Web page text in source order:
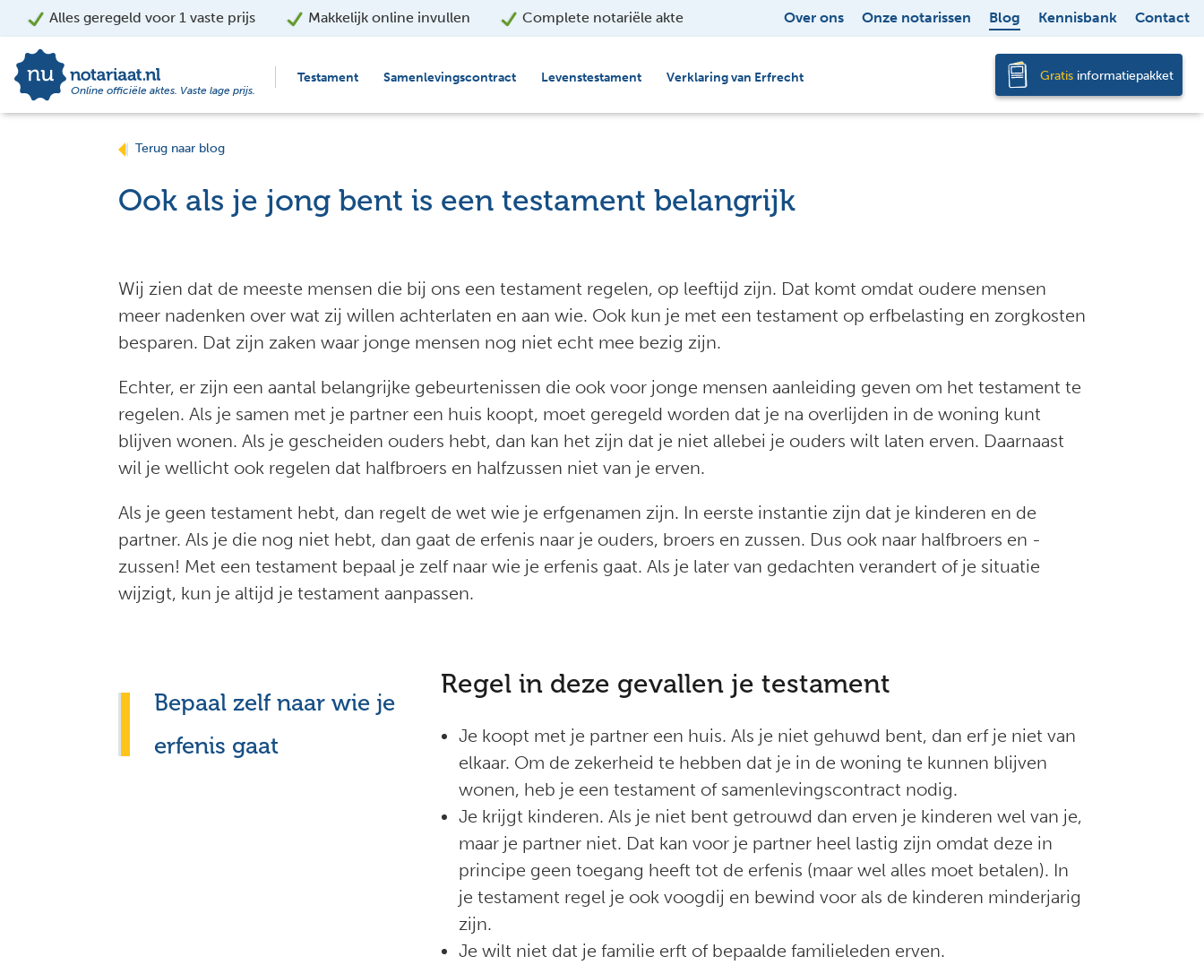
Alles geregeld voor 1 vaste prijs Makkelijk online invullen Complete notariële akte Over ons Onze notarissen Blog Kennisbank Contact
Online officiële aktes. Vaste lage prijs.
Testament Samenlevingscontract Levenstestament Verklaring van Erfrecht Gratis informatiepakket
Terug naar blog
Ook als je jong bent is een testament belangrijk
Wij zien dat de meeste mensen die bij ons een testament regelen, op leeftijd zijn. Dat komt omdat oudere mensen
meer nadenken over wat zij willen achterlaten en aan wie. Ook kun je met een testament op erfbelasting en zorgkosten
besparen. Dat zijn zaken waar jonge mensen nog niet echt mee bezig zijn.
Echter, er zijn een aantal belangrijke gebeurtenissen die ook voor jonge mensen aanleiding geven om het testament te
regelen. Als je samen met je partner een huis koopt, moet geregeld worden dat je na overlijden in de woning kunt
blijven wonen. Als je gescheiden ouders hebt, dan kan het zijn dat je niet allebei je ouders wilt laten erven. Daarnaast
wil je wellicht ook regelen dat halfbroers en halfzussen niet van je erven.
Als je geen testament hebt, dan regelt de wet wie je erfgenamen zijn. In eerste instantie zijn dat je kinderen en de
partner. Als je die nog niet hebt, dan gaat de erfenis naar je ouders, broers en zussen. Dus ook naar halfbroers en -
zussen! Met een testament bepaal je zelf naar wie je erfenis gaat. Als je later van gedachten verandert of je situatie
wijzigt, kun je altijd je testament aanpassen.
Bepaal zelf naar wie je
erfenis gaat
Regel in deze gevallen je testament
Je koopt met je partner een huis. Als je niet gehuwd bent, dan erf je niet van
elkaar. Om de zekerheid te hebben dat je in de woning te kunnen blijven
wonen, heb je een testament of samenlevingscontract nodig.
Je krijgt kinderen. Als je niet bent getrouwd dan erven je kinderen wel van je,
maar je partner niet. Dat kan voor je partner heel lastig zijn omdat deze in
principe geen toegang heeft tot de erfenis (maar wel alles moet betalen). In
je testament regel je ook voogdij en bewind voor als de kinderen minderjarig
zijn.
Je wilt niet dat je familie erft of bepaalde familieleden erven.